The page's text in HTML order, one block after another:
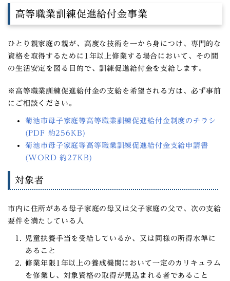
高等職業訓練促進給付金事業
ひとり親家庭の親が、高度な技術を一から身につけ、専門的な
資格を取得するために1年以上修業する場合において、その間
の生活安定を図る目的で、訓練促進給付金を支給します。
※高等職業訓練促進給付金の支給を希望される方は、必ず事前
にご相談ください。
菊池市母子家庭等高等職業訓練促進給付金制度のチラシ
(PDF 約256KB)
菊池市母子家庭等高等職業訓練促進給付金支給申請書
(WORD 約27KB)
対象者
市内に住所がある母子家庭の母又は父子家庭の父で、次の支給
要件を満たしている人
児童扶養手当を受給しているか、又は同様の所得水準に
あること
修業年限1年以上の養成機関において一定のカリキュラム
を修業し、対象資格の取得が見込まれる者であること